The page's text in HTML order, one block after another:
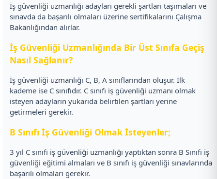
İş güvenliği uzmanlığı adayları gerekli şartları taşımaları ve
sınavda da başarılı olmaları üzerine sertifikalarını Çalışma
Bakanlığından alırlar.
İş Güvenliği Uzmanlığında Bir Üst Sınıfa Geçiş
Nasıl Sağlanır?
İş güvenliği uzmanlığı C, B, A sınıflarından oluşur. İlk
kademe ise C sınıfıdır. C sınıfı iş güvenliği uzmanı olmak
isteyen adayların yukarıda belirtilen şartları yerine
getirmeleri gerekir.
B Sınıfı İş Güvenliği Olmak İsteyenler;
3 yıl C sınıfı iş güvenliği uzmanlığı yaptıktan sonra B Sınıfı iş
güvenliği eğitimi almaları ve B sınıfı iş güvenliği sınavlarında
başarılı olmaları gerekir.